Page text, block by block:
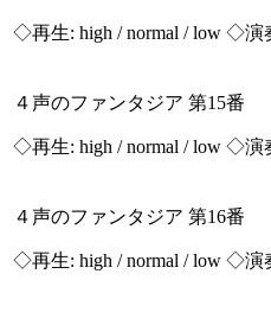
◇再生: high / normal / low ◇演
４声のファンタジア 第15
◇再生: high / normal / low ◇演
４声のファンタジア 第16
◇再生: high / normal / low ◇演